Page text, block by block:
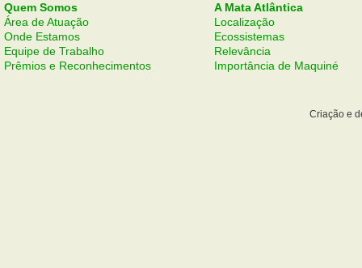
Quem Somos
Área de Atuação
Onde Estamos
Equipe de Trabalho
Prêmios e Reconhecimentos
A Mata Atlântica
Localização
Ecossistemas
Relevância
Importância de Maquiné
Criação e